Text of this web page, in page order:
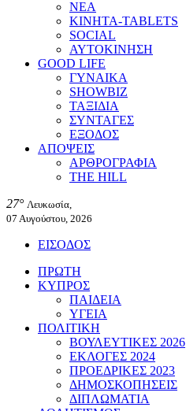
ΝΕΑ
ΚΙΝΗΤΑ-TABLETS
SOCIAL
ΑΥΤΟΚΙΝΗΣΗ
GOOD LIFE
ΓΥΝΑΙΚΑ
SHOWBIZ
ΤΑΞΙΔΙΑ
ΣΥΝΤΑΓΕΣ
ΕΞΟΔΟΣ
ΑΠΟΨΕΙΣ
ΑΡΘΡΟΓΡΑΦΙΑ
THE HILL
27° Λευκωσία,
07 Αυγούστου, 2026
ΕΙΣΟΔΟΣ
ΠΡΩΤΗ
ΚΥΠΡΟΣ
ΠΑΙΔΕΙΑ
ΥΓΕΙΑ
ΠΟΛΙΤΙΚΗ
ΒΟΥΛΕΥΤΙΚΕΣ 2026
ΕΚΛΟΓΕΣ 2024
ΠΡΟΕΔΡΙΚΕΣ 2023
ΔΗΜΟΣΚΟΠΗΣΕΙΣ
ΔΙΠΛΩΜΑΤΙΑ